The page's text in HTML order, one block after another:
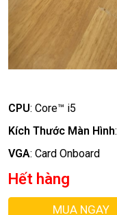
CPU: Core™ i5
Kích Thước Màn Hình:
VGA: Card Onboard
Hết hàng
MUA NGAY